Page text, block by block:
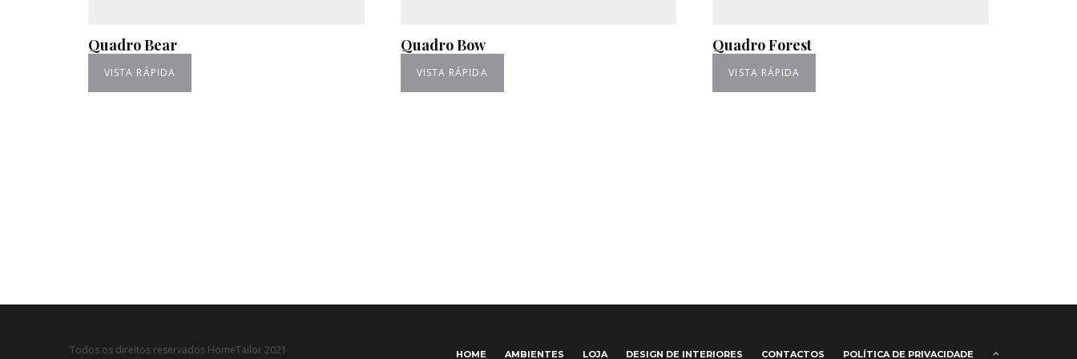
Quadro Bear
VISTA RÁPIDA
Quadro Bow
VISTA RÁPIDA
Quadro Forest
VISTA RÁPIDA
Todos os direitos reservados HomeTailor 2021 HOME AMBIENTES LOJA DESIGN DE INTERIORES CONTACTOS POLÍTICA DE PRIVACIDADE